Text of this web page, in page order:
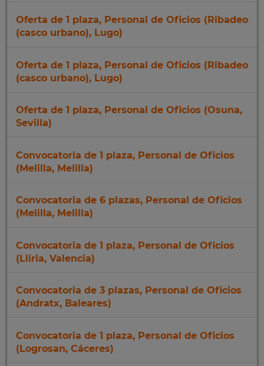
Oferta de 1 plaza, Personal de Oficios (Ribadeo
(casco urbano), Lugo)
Oferta de 1 plaza, Personal de Oficios (Ribadeo
(casco urbano), Lugo)
Oferta de 1 plaza, Personal de Oficios (Osuna,
Sevilla)
Convocatoria de 1 plaza, Personal de Oficios
(Melilla, Melilla)
Convocatoria de 6 plazas, Personal de Oficios
(Melilla, Melilla)
Convocatoria de 1 plaza, Personal de Oficios
(Llíria, Valencia)
Convocatoria de 3 plazas, Personal de Oficios
(Andratx, Baleares)
Convocatoria de 1 plaza, Personal de Oficios
(Logrosan, Cáceres)